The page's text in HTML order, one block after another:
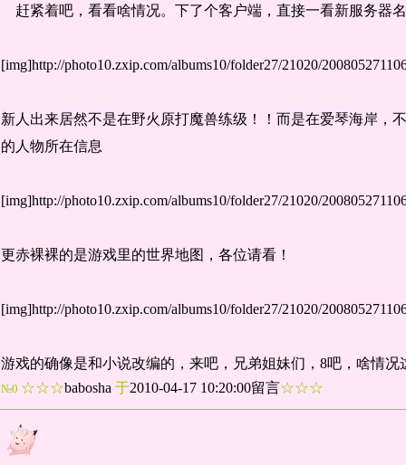
赶紧着吧，看看啥情况。下了个客户端，直接一看新服务器
[img]http://photo10.zxip.com/albums10/folder27/21020/
新人出来居然不是在野火原打魔兽练级！！而是在爱琴海岸，
的人物所在信息
[img]http://photo10.zxip.com/albums10/folder27/21020/
更赤裸裸的是游戏里的世界地图，各位请看！
[img]http://photo10.zxip.com/albums10/folder27/21020/
游戏的确像是和小说改编的，来吧，兄弟姐妹们，8吧，啥情况
№0 ☆☆☆babosha 于2010-04-17 10:20:00留言☆☆☆